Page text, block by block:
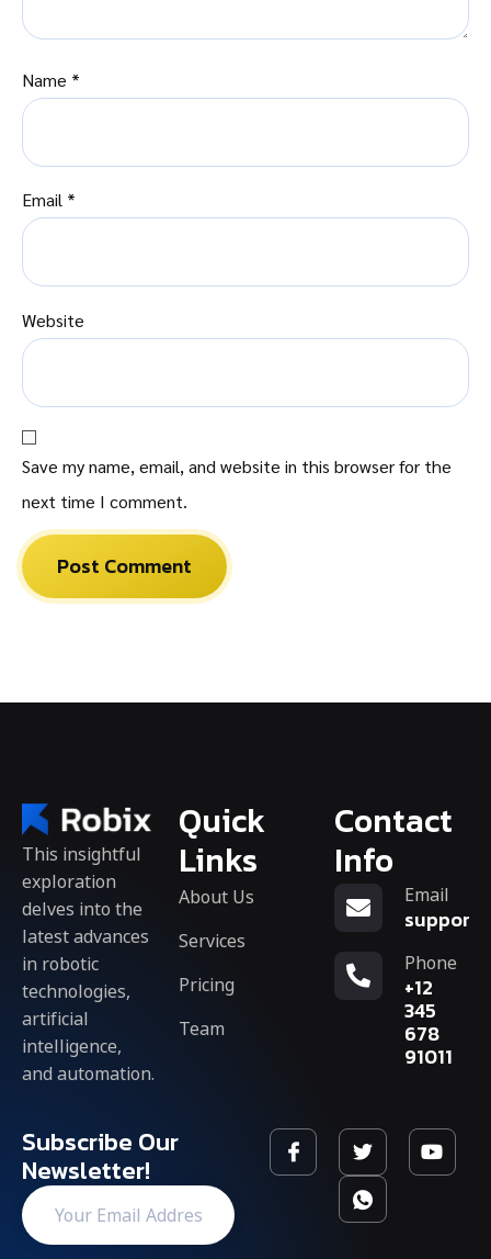
Name *
Email *
Website
Save my name, email, and website in this browser for the
next time I comment.
This insightful
exploration
delves into the
latest advances
in robotic
technologies,
artificial
intelligence,
and automation.
Quick
Links
About Us
Services
Pricing
Team
Contact
Info
Email
Phone
+12
345
678
91011
Subscribe Our
Newsletter!